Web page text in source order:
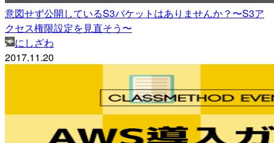
意図せず公開しているS3バケットはありませんか？〜S3ア
クセス権限設定を見直そう〜
にしざわ
2017.11.20